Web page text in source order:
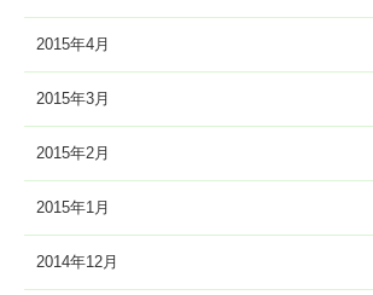
2015年4月
2015年3月
2015年2月
2015年1月
2014年12月